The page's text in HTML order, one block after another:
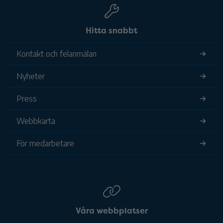
Hitta snabbt
Kontakt och felanmälan
Nyheter
Press
Webbkarta
För medarbetare
Våra webbplatser